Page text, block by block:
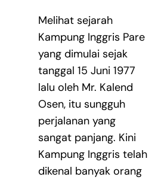
Melihat sejarah
Kampung Inggris Pare
yang dimulai sejak
tanggal 15 Juni 1977
lalu oleh Mr. Kalend
Osen, itu sungguh
perjalanan yang
sangat panjang. Kini
Kampung Inggris telah
dikenal banyak orang